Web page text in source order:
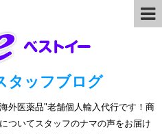
タッフブログ
外医薬品"老舗個人輸入代行です！商
ついてスタッフのナマの声をお届け